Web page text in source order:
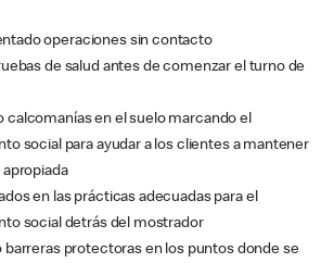
operaciones sin contacto
de salud antes de comenzar el turno de
calcomanías en el suelo marcando el
social para ayudar a los clientes a mantener
en las prácticas adecuadas para el
social detrás del mostrador
barreras protectoras en los puntos donde se